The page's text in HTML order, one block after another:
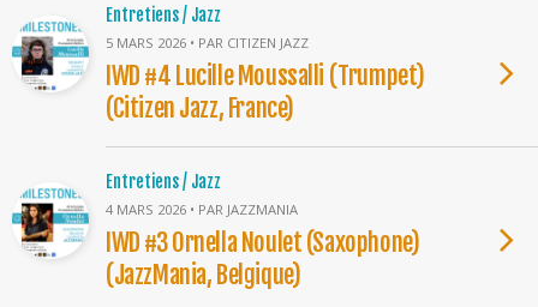
Entretiens / Jazz
5 MARS 2026 • PAR CITIZEN JAZZ
IWD #4 Lucille Moussalli (Trumpet)
(Citizen Jazz, France)
Entretiens / Jazz
4 MARS 2026 • PAR JAZZMANIA
IWD #3 Ornella Noulet (Saxophone)
(JazzMania, Belgique)